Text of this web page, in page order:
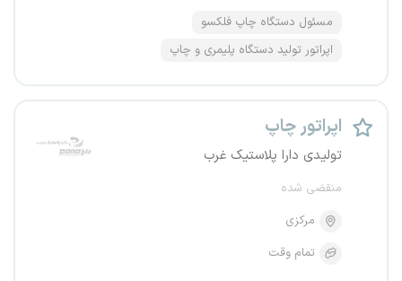
مسئول دستگاه چاپ فلکسو
اپراتور تولید دستگاه پلیمری و چاپ
اپراتور چاپ
تولیدی دارا پلاستیک غرب
منقضی شده
مرکزی
تمام وقت